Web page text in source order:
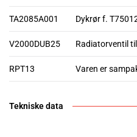
TA2085A001 Dykrør f.
V2000DUB25 Radiatorventil
RPT13 Varen er
Tekniske data